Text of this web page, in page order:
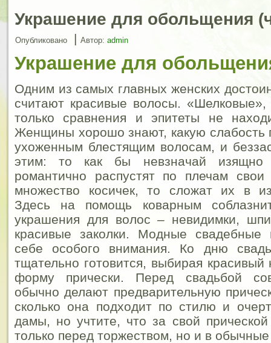
Украшение для обольщения
Опубликовано | Автор: admin
Украшение для
Одним из самых главных женских
считают красивые волосы. «Шелковые»,
только сравнения и эпитеты не
Женщины хорошо знают, какую слабость
ухоженным блестящим волосам, и
этим: то как бы невзначай изящно
романтично распустят по плечам свои
множество косичек, то сложат их в
Здесь на помощь коварным
украшения для волос – невидимки,
красивые заколки. Модные свадебные
себе особого внимания. Ко дню
тщательно готовится, выбирая
форму прически. Перед свадьбой
обычно делают предварительную
сколько она подходит по стилю и
дамы, но учтите, что за свой
только перед торжеством, но и в